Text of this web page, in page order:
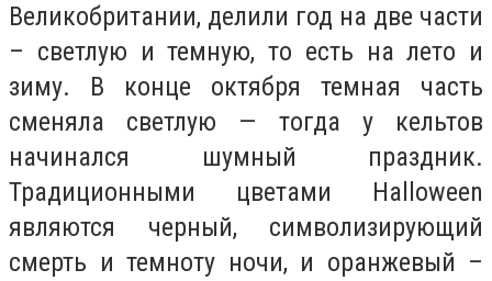
Великобритании, делили год на две части
– светлую и темную, то есть на лето и
зиму. В конце октября темная часть
сменяла светлую — тогда у кельтов
начинался шумный праздник.
Традиционными цветами Halloween
являются черный, символизирующий
смерть и темноту ночи, и оранжевый –